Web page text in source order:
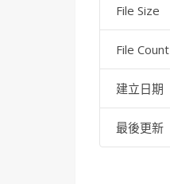
File Size
File Count
建立日期
最後更新